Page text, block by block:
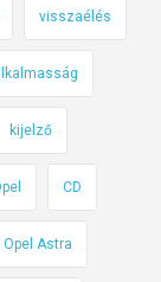
visszaélés
kijelző
CD
Opel Astra